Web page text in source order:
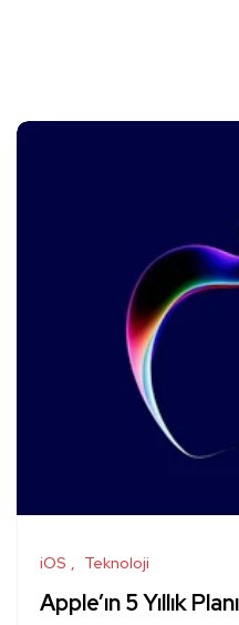
iOS Teknoloji
Apple’ın 5 Yıllık